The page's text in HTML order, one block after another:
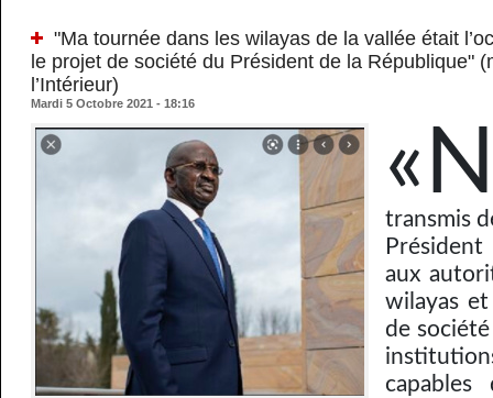
"Ma tournée dans les wilayas de la vallée était
le projet de société du Président de la République"
l’Intérieur)
Mardi 5 Octobre 2021 - 18:16
transmis
aux
wilayas
de
capables